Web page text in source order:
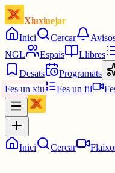
Xiuxiuejar
Inici
Cercar
NGL
Espais Llibres
Desats
Programats
Fes un xiu
Fes un fil
Inici Cercar